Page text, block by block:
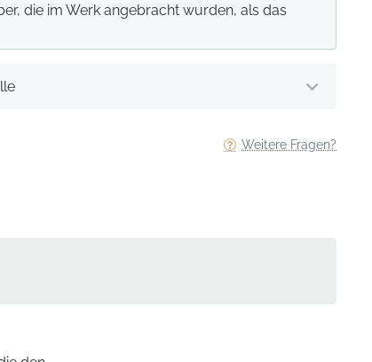
Weitere Fragen?
die im Werk angebracht wurden, als das